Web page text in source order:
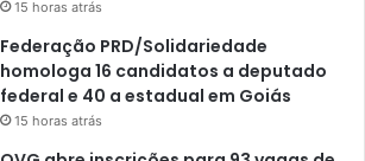
15 horas atrás
Federação PRD/Solidariedade
homologa 16 candidatos a deputado
federal e 40 a estadual em Goiás
15 horas atrás